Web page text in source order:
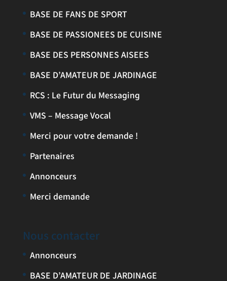
BASE DE FANS DE SPORT
BASE DE PASSIONEES DE CUISINE
BASE DES PERSONNES AISEES
BASE D’AMATEUR DE JARDINAGE
RCS : Le Futur du Messaging
VMS – Message Vocal
Merci pour votre demande !
Partenaires
Annonceurs
Merci demande
Nous contacter
Annonceurs
BASE D’AMATEUR DE JARDINAGE